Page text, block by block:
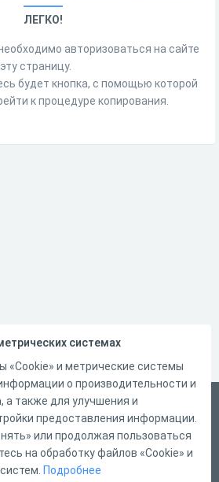
ЛЕГКО!
авторизоваться на сайте
страницу.
будет кнопка, с помощью которой
к процедуре копирования.
системах
«Cookie» и метрические системы
о производительности и
а также для улучшения и
предоставления информации.
или продолжая пользоваться
на обработку файлов «Cookie» и
Подробнее